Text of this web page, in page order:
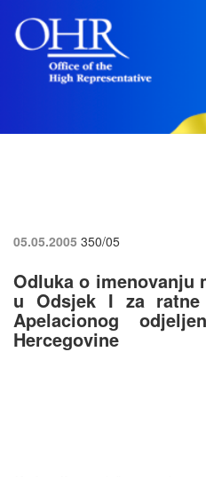
05.05.2005 350/05
Odluka o imenovanju
u Odsjek I za
Apelacionog
Hercegovine